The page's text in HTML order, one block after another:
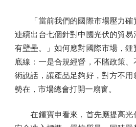
「當前我們的國際市場壓力確
連續出台七個針對中國光伏的貿
有壁壘。」如何應對國際市場，鍾
底線：一是合規經營，不賭政策
術說話，讓產品足夠好，對方不
勢在，市場總會打開一扇窗。
在鍾寶申看來，首先應提高光